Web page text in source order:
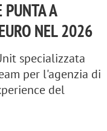
A
NEL 2026
specializzata
per l'agenzia di
del